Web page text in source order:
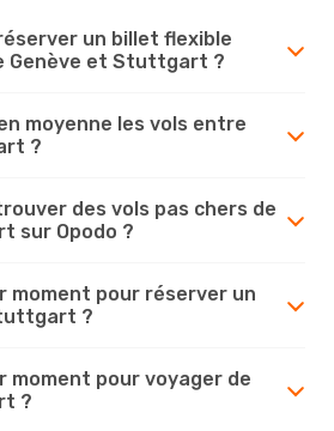
un billet flexible
Genève et Stuttgart ?
moyenne les vols entre
?
des vols pas chers de
sur Opodo ?
moment pour réserver un
?
moment pour voyager de
?